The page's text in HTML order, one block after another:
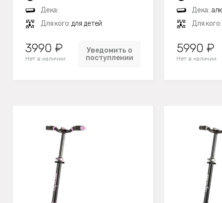
Дека:
Для кого: для детей
3990 ₽
Нет в наличии
Уведомить о
поступлении
Дека:
Для кого:
5990 ₽
Нет в наличии